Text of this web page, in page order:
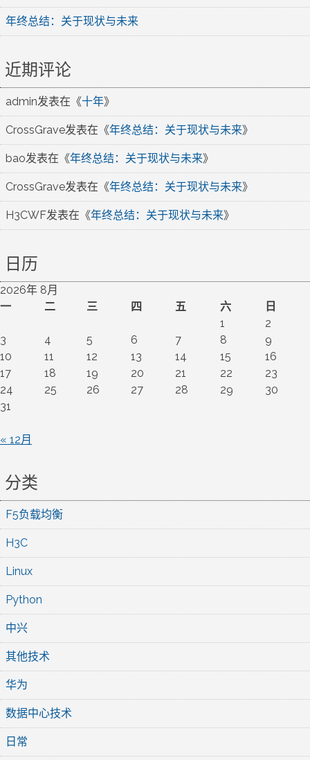
年终总结：关于现状与未来
近期评论
admin发表在《十年》
CrossGrave发表在《年终总结：关于现状与未来》
bao发表在《年终总结：关于现状与未来》
CrossGrave发表在《年终总结：关于现状与未来》
H3CWF发表在《年终总结：关于现状与未来》
日历
2026年 8月
一
二 三 四 五 六
日
1
2
3
4 5 6 7 8
9
10
11 12 13 14 15
16
17
18 19 20 21 22
23
24
25 26 27 28 29
30
31
« 12月
分类
F5负载均衡
H3C
Linux
Python
中兴
其他技术
华为
数据中心技术
日常